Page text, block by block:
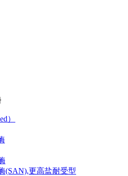
）
(SAN),更高盐耐受型